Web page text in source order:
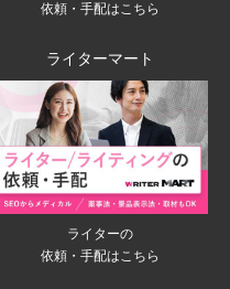
依頼・手配はこちら
ライターマート
ライターの
依頼・手配はこちら